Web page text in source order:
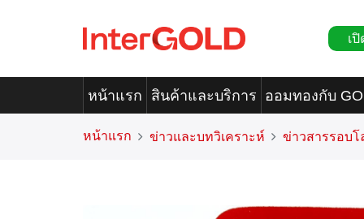
เ
หน้าแรก สินค้าและบริการ ออมทองกับ
หน้าแรก ข่าวและบทวิเคราะห์ ข่าวสารรอบโ